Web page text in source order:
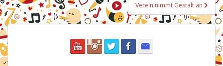
Verein nimmt Gestalt an